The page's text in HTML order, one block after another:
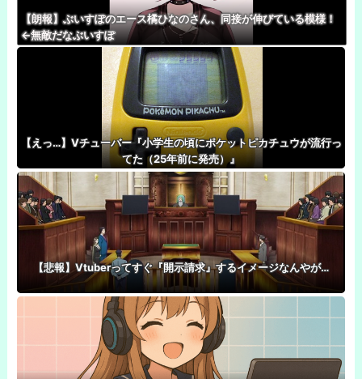
【朗報】ぶいすぽのエース橘ひなのさん、同接が伸びている模様！
←無敵だなぶいすぽ
【えっ…】Vチューバー『小学生の頃にポケットピカチュウが流行っ
てた（25年前に発売）』
【悲報】Vtuberってすぐ『開示請求』するイメージなんやが…